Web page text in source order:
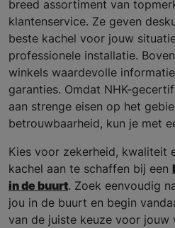
breed assortiment van
klantenservice. Ze geven
beste kachel voor jouw
professionele installatie.
winkels waardevolle
garanties. Omdat NHK-
aan strenge eisen op het
betrouwbaarheid, kun je met
Kies voor zekerheid, kwaliteit
kachel aan te schaffen bij een
in de buurt. Zoek eenvoudig
jou in de buurt en begin
van de juiste keuze voor jouw